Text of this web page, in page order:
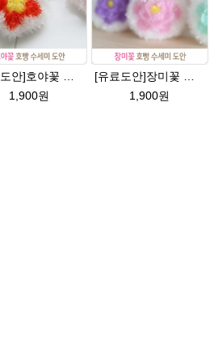
1,900원
1,900원